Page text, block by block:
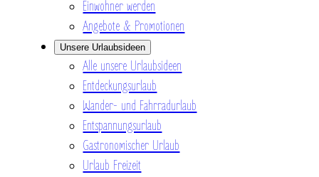
Einwohner werden
Angebote & Promotionen
Unsere Urlaubsideen
Alle unsere Urlaubsideen
Entdeckungsurlaub
Wander- und Fahrradurlaub
Entspannungsurlaub
Gastronomischer Urlaub
Urlaub Freizeit